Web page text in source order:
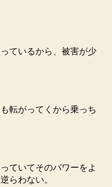
ているから、被害が少
転がってくから乗っち
ていてそのパワーをよ
らわない。